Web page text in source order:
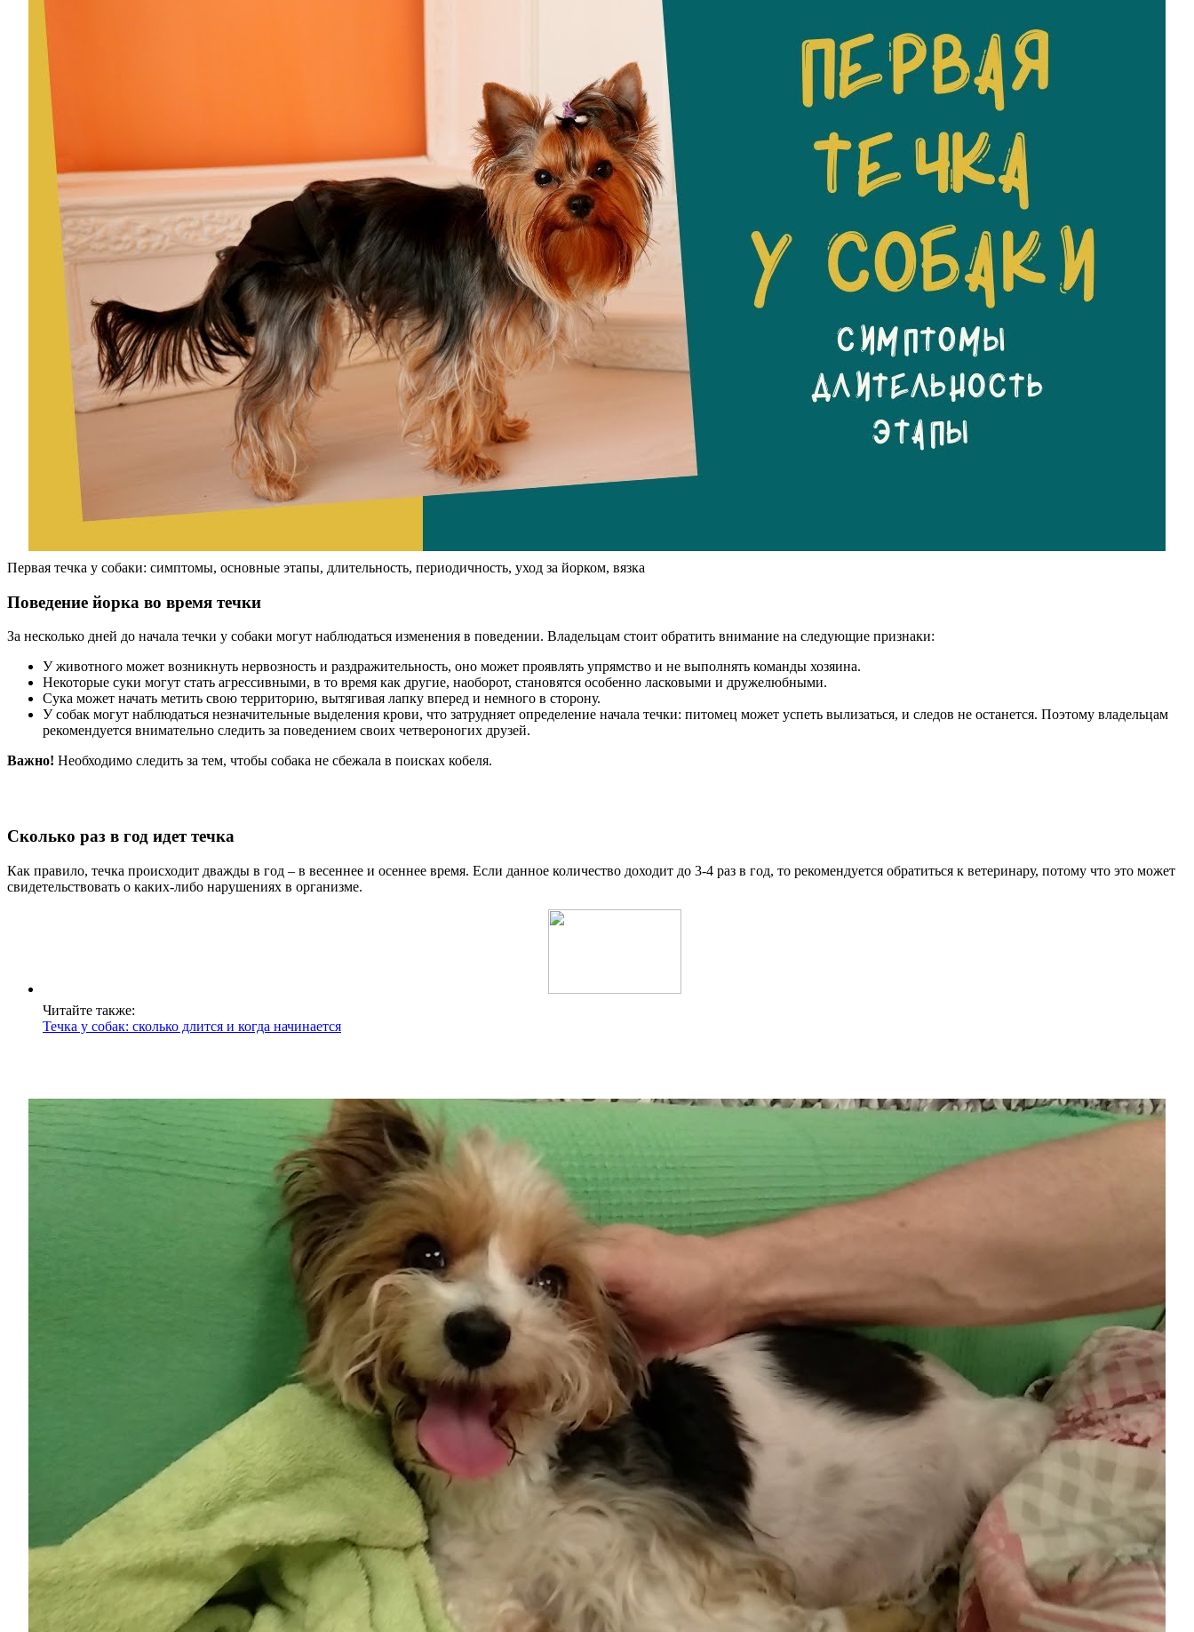
Первая течка у собаки: симптомы, основные этапы, длительность, периодичность, уход за йорком, вязка
Поведение йорка во время течки
За несколько дней до начала течки у собаки могут наблюдаться изменения в поведении. Владельцам стоит обратить внимание на следующие признаки:
У животного может возникнуть нервозность и раздражительность, оно может проявлять упрямство и не выполнять команды хозяина.
Некоторые суки могут стать агрессивными, в то время как другие, наоборот, становятся особенно ласковыми и дружелюбными.
Сука может начать метить свою территорию, вытягивая лапку вперед и немного в сторону.
У собак могут наблюдаться незначительные выделения крови, что затрудняет определение начала течки: питомец может успеть вылизаться, и следов не останется. Поэтому владельцам
рекомендуется внимательно следить за поведением своих четвероногих друзей.
Важно! Необходимо следить за тем, чтобы собака не сбежала в поисках кобеля.
Сколько раз в год идет течка
Как правило, течка происходит дважды в год – в весеннее и осеннее время. Если данное количество доходит до 3-4 раз в год, то рекомендуется обратиться к ветеринару, потому что это может
свидетельствовать о каких-либо нарушениях в организме.
Читайте также:
Течка у собак: сколько длится и когда начинается